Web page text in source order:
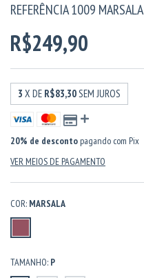
REFERÊNCIA 1009 MARSALA
R$249,90
3 X DE R$83,30SEM JUROS
20% de desconto pagando com Pix
VER MEIOS DE PAGAMENTO
COR: MARSALA
TAMANHO: P